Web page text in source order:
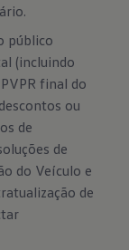
público
(incluindo
final do
ou
de
de
do Veículo e
de